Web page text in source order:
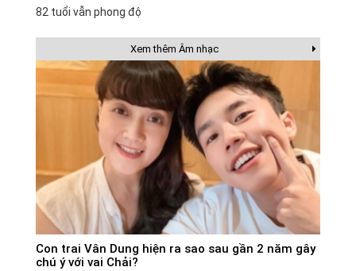
82 tuổi vẫn phong độ
Xem thêm Âm nhạc
Con trai Vân Dung hiện ra sao sau gần 2 năm gây
chú ý với vai Chải?